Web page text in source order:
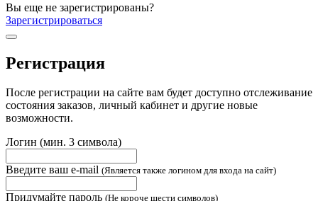
Вы еще не зарегистрированы?
Зарегистрироваться
Регистрация
После регистрации на сайте вам будет доступно отслеживание
состояния заказов, личный кабинет и другие новые
возможности.
Логин (мин. 3 символа)
Введите ваш e-mail (Является также логином для входа на сайт)
Придумайте пароль (Не короче шести символов)